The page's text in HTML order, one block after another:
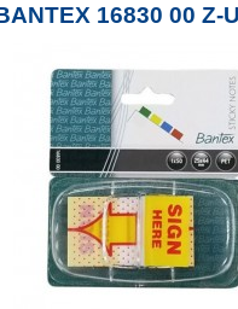
16830 00 Z-